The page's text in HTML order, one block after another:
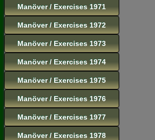
Manöver / Exercises 1971
Manöver / Exercises 1972
Manöver / Exercises 1973
Manöver / Exercises 1974
Manöver / Exercises 1975
Manöver / Exercises 1976
Manöver / Exercises 1977
Manöver / Exercises 1978